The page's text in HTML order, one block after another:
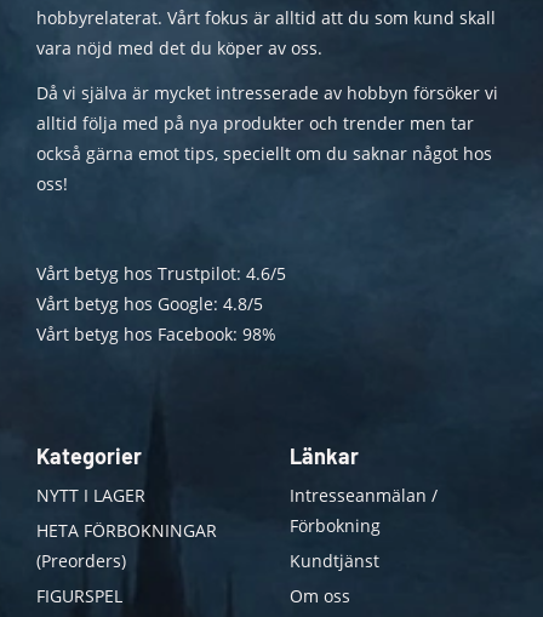
hobbyrelaterat. Vårt fokus är alltid att du som kund skall
vara nöjd med det du köper av oss.
Då vi själva är mycket intresserade av hobbyn försöker vi
alltid följa med på nya produkter och trender men tar
också gärna emot tips, speciellt om du saknar något hos
oss!
Vårt betyg hos Trustpilot: 4.6/5
Vårt betyg hos Google: 4.8/5
Vårt betyg hos Facebook: 98%
Kategorier
NYTT I LAGER
HETA FÖRBOKNINGAR
(Preorders)
FIGURSPEL
Länkar
Intresseanmälan /
Förbokning
Kundtjänst
Om oss